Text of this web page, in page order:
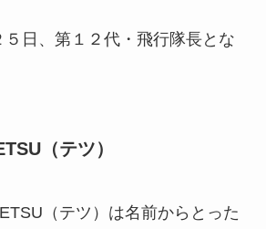
５日、第１２代・飛行隊長とな
（テツ）
（テツ）は名前からとった